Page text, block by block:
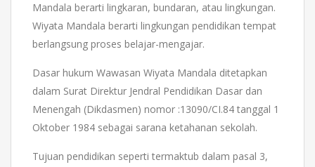
Mandala berarti lingkaran, bundaran, atau lingkungan.
Wiyata Mandala berarti lingkungan pendidikan tempat
berlangsung proses belajar-mengajar.
Dasar hukum Wawasan Wiyata Mandala ditetapkan
dalam Surat Direktur Jendral Pendidikan Dasar dan
Menengah (Dikdasmen) nomor :13090/CI.84 tanggal 1
Oktober 1984 sebagai sarana ketahanan sekolah.
Tujuan pendidikan seperti termaktub dalam pasal 3,